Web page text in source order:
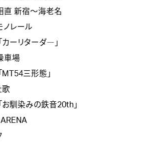
直 新宿～海老名
ノレール
カーリターダ―」
車場
MT54三形態」
歌
お馴染みの鉄音20th」